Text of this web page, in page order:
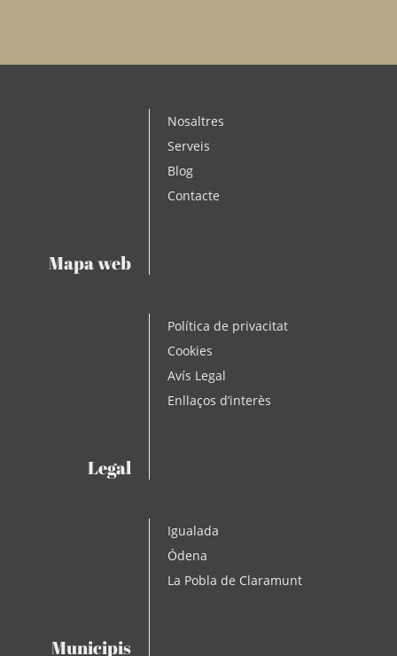
Mapa web
Nosaltres
Serveis
Blog
Contacte
Legal
Política de privacitat
Cookies
Avís Legal
Enllaços d’interès
Municipis
Igualada
Ódena
La Pobla de Claramunt